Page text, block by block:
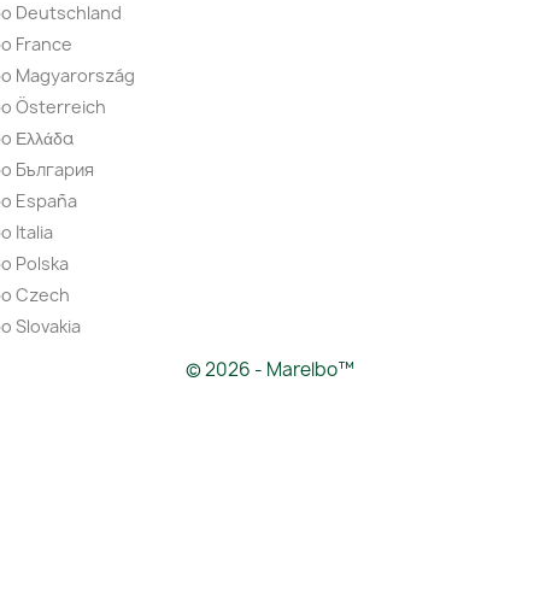
Deutschland
France
Magyarország
Österreich
Ελλάδα
България
España
Italia
Polska
Czech
Slovakia
© 2026 - Marelbo™